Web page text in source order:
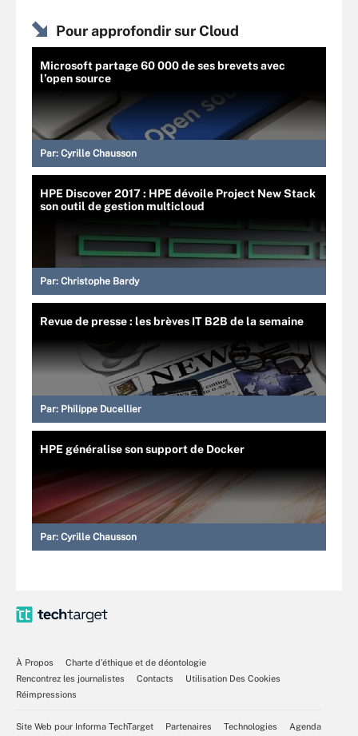
Pour approfondir sur Cloud
Microsoft partage 60 000 de ses brevets avec
l’open source
Par: Cyrille Chausson
HPE Discover 2017 : HPE dévoile Project New Stack
son outil de gestion multicloud
Par: Christophe Bardy
Revue de presse : les brèves IT B2B de la semaine
Par: Philippe Ducellier
HPE généralise son support de Docker
Par: Cyrille Chausson
À Propos
Charte d’éthique et de déontologie
Rencontrez les journalistes
Contacts
Utilisation Des Cookies
Réimpressions
Site Web pour Informa TechTarget Partenaires Technologies Agenda